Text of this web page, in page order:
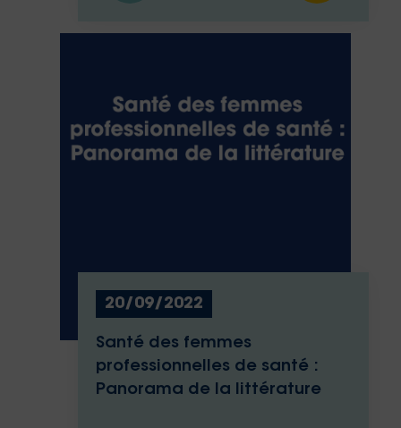
20/09/2022
Santé des femmes
professionnelles de santé :
Panorama de la littérature